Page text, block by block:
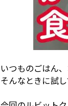
いつものごはん
そんなときに試